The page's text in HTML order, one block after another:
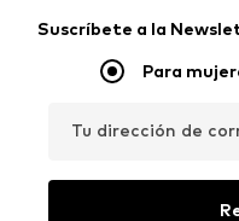
Suscríbete a la
Para
Tu dirección de